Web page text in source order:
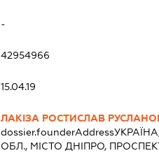
-
42954966
15.04.19
ЛАКІЗА РОСТИСЛАВ
dossier.founderAddress
ОБЛ., МІСТО ДНІПРО,